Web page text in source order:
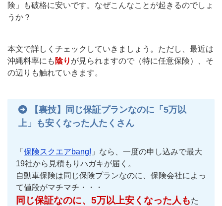
険」も破格に安いです。なぜこんなことが起きるのでしょ
うか？
本文で詳しくチェックしていきましょう。ただし、最近は
沖縄料率にも 陰り が見られますので（特に任意保険）、そ
の辺りも触れていきます。
【裏技】同じ保証プランなのに「5万以
上」も安くなった人たくさん
「 保険スクエアbang! 」なら、一度の申し込みで最大
19社から見積もりハガキが届く。
自動車保険は同じ保険プランなのに、保険会社によっ
て値段がマチマチ・・・
同じ保証なのに、5万以上安くなった人もた